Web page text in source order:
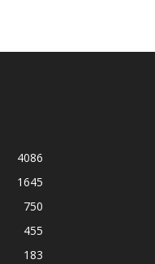
4086
1645
750
455
183